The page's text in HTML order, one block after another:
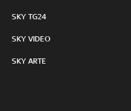
SKY TG24
SKY VIDEO
SKY ARTE